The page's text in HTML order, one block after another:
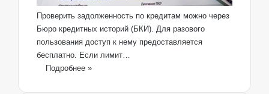
Проверить задолженность по кредитам можно через
Бюро кредитных историй (БКИ). Для разового
пользования доступ к нему предоставляется
бесплатно. Если лимит…
Подробнее »